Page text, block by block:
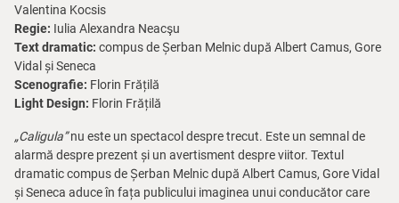
Valentina Kocsis
Regie: Iulia Alexandra Neacşu
Text dramatic: compus de Șerban Melnic după Albert Camus, Gore
Vidal și Seneca
Scenografie: Florin Frățilă
Light Design: Florin Frățilă
„Caligula”nu este un spectacol despre trecut. Este un semnal de
alarmă despre prezent și un avertisment despre viitor. Textul
dramatic compus de Șerban Melnic după Albert Camus, Gore Vidal
și Seneca aduce în fața publicului imaginea unui conducător care